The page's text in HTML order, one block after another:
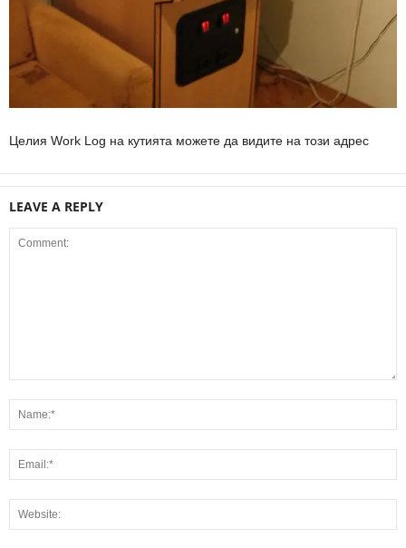
Целия Work Log на кутията можете да видите на този адрес
LEAVE A REPLY